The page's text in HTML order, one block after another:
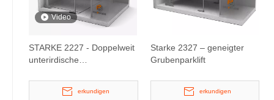
Video
STARKE 2227 - Doppelweit
unterirdische
erkundigen
Starke 2327 – geneigter
Grubenparklift
erkundigen